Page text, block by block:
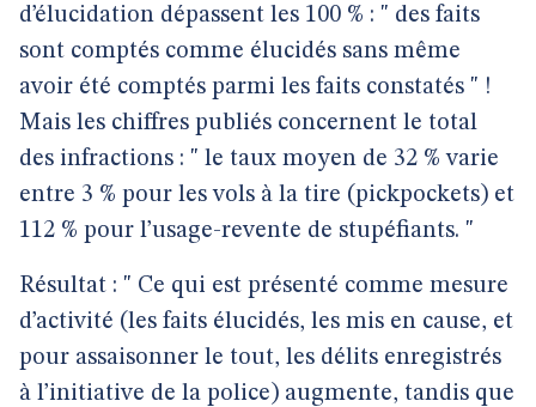
d’élucidation dépassent les 100 % : " des faits
sont comptés comme élucidés sans même
avoir été comptés parmi les faits constatés " !
Mais les chiffres publiés concernent le total
des infractions : " le taux moyen de 32 % varie
entre 3 % pour les vols à la tire (pickpockets) et
112 % pour l’usage-revente de stupéfiants. "
Résultat : " Ce qui est présenté comme mesure
d’activité (les faits élucidés, les mis en cause, et
pour assaisonner le tout, les délits enregistrés
à l’initiative de la police) augmente, tandis que